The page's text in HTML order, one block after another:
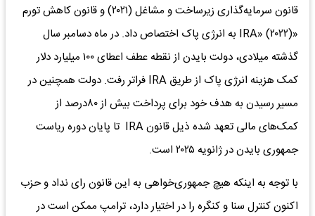
قانون سرمایه‌گذاری زیرساخت و مشاغل (۲۰۲۱) و قانون کاهش تورم
«IRA» (۲۰۲۲) به انرژی پاک اختصاص داد. در ماه دسامبر سال
گذشته میلادی، دولت بایدن از نقطه عطف اعطای ۱۰۰ میلیارد دلار
کمک هزینه انرژی پاک از طریق IRA فراتر رفت. دولت همچنین در
مسیر رسیدن به هدف خود برای پرداخت بیش از ۸۰‌درصد از
کمک‌های مالی تعهد شده ذیل قانون IRA تا پایان دوره ریاست
جمهوری بایدن در ژانویه ۲۰۲۵ است.
با توجه به اینکه هیچ جمهوری‌خواهی به این قانون رای نداد و حزب
اکنون کنترل سنا و کنگره را در اختیار دارد، ترامپ ممکن است در